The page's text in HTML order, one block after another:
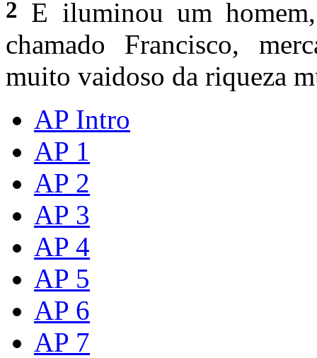
2
E iluminou um
chamado Francisco,
muito vaidoso da riqueza
AP Intro
AP 1
AP 2
AP 3
AP 4
AP 5
AP 6
AP 7